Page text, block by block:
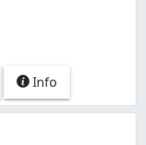
Info